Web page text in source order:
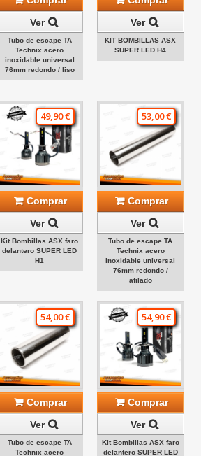
Ver
Tubo de escape TA
Technix acero
inoxidable universal
76mm redondo / liso
Ver
KIT BOMBILLAS ASX
SUPER LED H4
49,90 €
Comprar
Ver
Kit Bombillas ASX faro
delantero SUPER LED
H1
53,00 €
Comprar
Ver
Tubo de escape TA
Technix acero
inoxidable universal
76mm redondo /
afilado
54,00 €
Comprar
Ver
Tubo de escape TA
Technix acero
54,90 €
Comprar
Ver
Kit Bombillas ASX faro
delantero SUPER LED